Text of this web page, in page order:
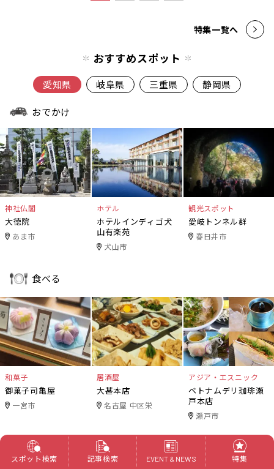
特集一覧へ
おすすめスポット
愛知県 岐阜県 三重県 静岡県
おでかけ
神社仏閣
大徳院
あま市
ホテル
ホテルインディゴ犬
山有楽苑
犬山市
観光スポット
愛岐トンネル群
春日井市
食べる
和菓子
御菓子司亀屋
一宮市
居酒屋
大甚本店
名古屋 中区栄
アジア・エスニック
ベトナムデリ珈琲瀬
戸本店
瀬戸市
暮らし
スポット検索 記事検索 EVENT & NEWS 特集